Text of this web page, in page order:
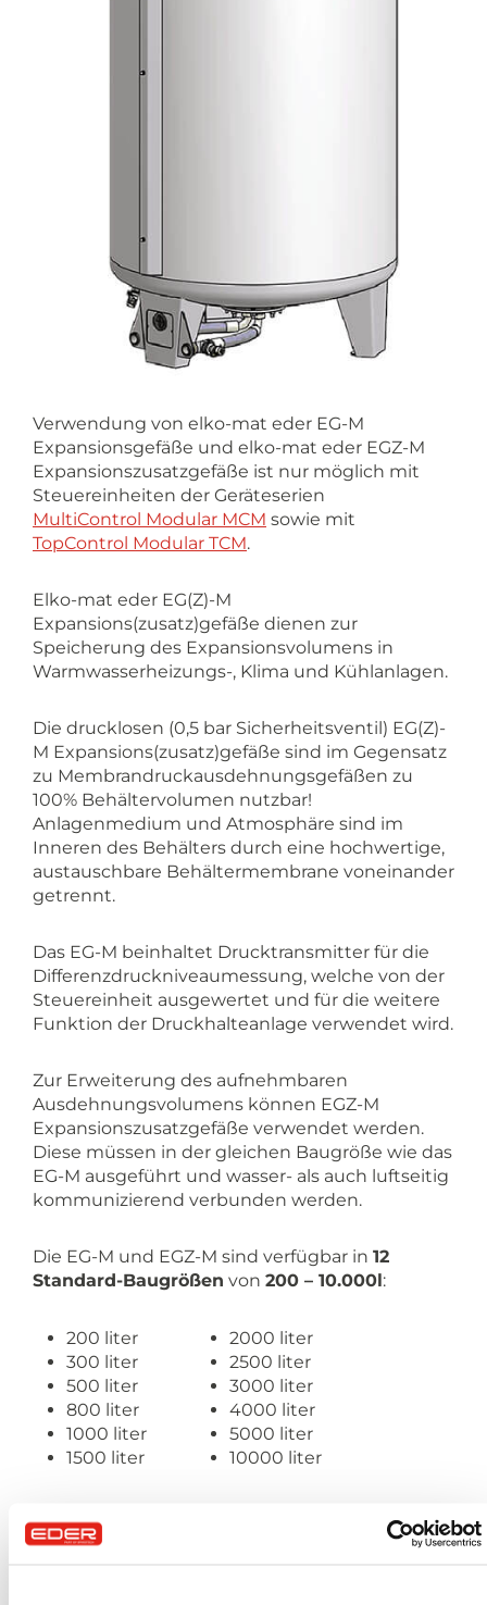
Verwendung von elko-mat eder EG-M
Expansionsgefäße und elko-mat eder EGZ-M
Expansionszusatzgefäße ist nur möglich mit
Steuereinheiten der Geräteserien
MultiControl Modular MCM sowie mit
TopControl Modular TCM.
Elko-mat eder EG(Z)-M
Expansions(zusatz)gefäße dienen zur
Speicherung des Expansionsvolumens in
Warmwasserheizungs-, Klima und Kühlanlagen.
Die drucklosen (0,5 bar Sicherheitsventil) EG(Z)-
M Expansions(zusatz)gefäße sind im Gegensatz
zu Membrandruckausdehnungsgefäßen zu
100% Behältervolumen nutzbar!
Anlagenmedium und Atmosphäre sind im
Inneren des Behälters durch eine hochwertige,
austauschbare Behältermembrane voneinander
getrennt.
Das EG-M beinhaltet Drucktransmitter für die
Differenzdruckniveaumessung, welche von der
Steuereinheit ausgewertet und für die weitere
Funktion der Druckhalteanlage verwendet wird.
Zur Erweiterung des aufnehmbaren
Ausdehnungsvolumens können EGZ-M
Expansionszusatzgefäße verwendet werden.
Diese müssen in der gleichen Baugröße wie das
EG-M ausgeführt und wasser- als auch luftseitig
kommunizierend verbunden werden.
Die EG-M und EGZ-M sind verfügbar in 12
Standard-Baugrößen von 200 – 10.000l :
200 liter
300 liter
500 liter
800 liter
1000 liter
1500 liter
2000 liter
2500 liter
3000 liter
4000 liter
5000 liter
10000 liter
Zusätzliche Behälterausführungen auf Anfrage.